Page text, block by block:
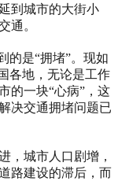
到城市的大街小
通。
是“拥堵”。现如
各地，无论是工作
的一块“心病”，这
决交通拥堵问题已
城市人口剧增，
路建设的滞后，而